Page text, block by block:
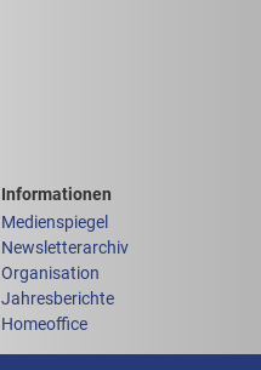
Links zu weiteren
Informationen
Medienspiegel
Newsletterarchiv
Organisation
Jahresberichte
Homeoffice